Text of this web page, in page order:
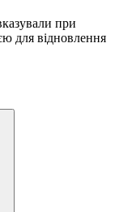
при
для відновлення